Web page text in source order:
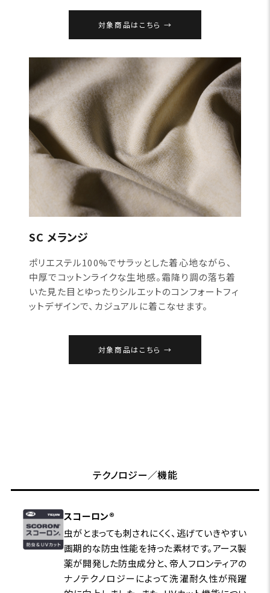
対象商品はこちら
SC メランジ
ポリエステル100%でサラッとした着心地ながら、
中厚でコットンライクな生地感。霜降り調の落ち着
いた見た目とゆったりシルエットのコンフォートフィ
ットデザインで、カジュアルに着こなせます。
対象商品はこちら
テクノロジー／機能
スコーロン®
虫がとまっても刺されにくく、逃げていきやすい
画期的な防虫性能を持った素材です。アース製
薬が開発した防虫成分と、帝人フロンティアの
ナノテクノロジーによって洗濯耐久性が飛躍